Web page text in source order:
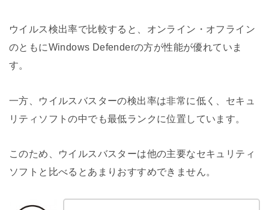
ウイルス検出率で比較すると、オンライン・オフライン
のともにWindows Defenderの方が性能が優れていま
す。
一方、ウイルスバスターの検出率は非常に低く、セキュ
リティソフトの中でも最低ランクに位置しています。
このため、ウイルスバスターは他の主要なセキュリティ
ソフトと比べるとあまりおすすめできません。